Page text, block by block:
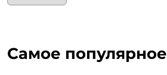
Самое популярное